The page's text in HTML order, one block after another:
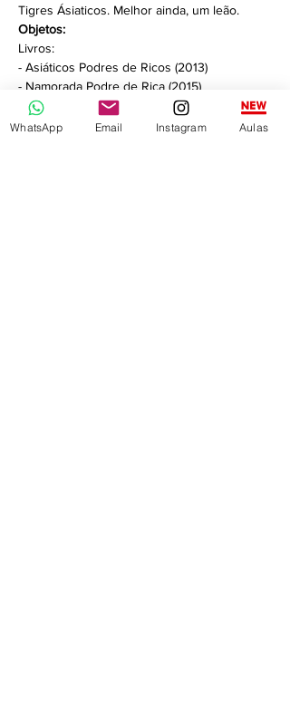
Tigres Ásiaticos. Melhor ainda, um leão.
Objetos:
Livros:
- Asiáticos Podres de Ricos (2013)
- Namorada Podre de Rica (2015)
Saiba Mais >
WhatsApp Email Instagram Aulas